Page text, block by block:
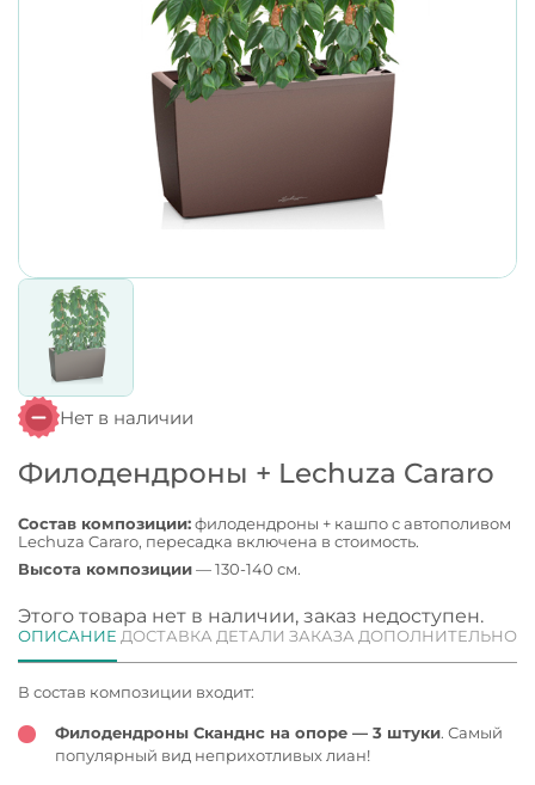
Нет в наличии
Филодендроны + Lechuza Cararo
Состав композиции:филодендроны + кашпо с автополивом
Lechuza Cararo, пересадка включена в стоимость.
Высота композиции— 130-140 см.
Этого товара нет в наличии, заказ недоступен.
ОПИСАНИЕ ДОСТАВКА ДЕТАЛИ ЗАКАЗА ДОПОЛНИТЕЛЬНО
В состав композиции входит:
Филодендроны Сканднс на опоре — 3 штуки. Самый
популярный вид неприхотливых лиан!